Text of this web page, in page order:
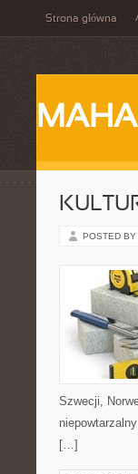
Strona główna
POSTED BY
Szwecji,
[…]